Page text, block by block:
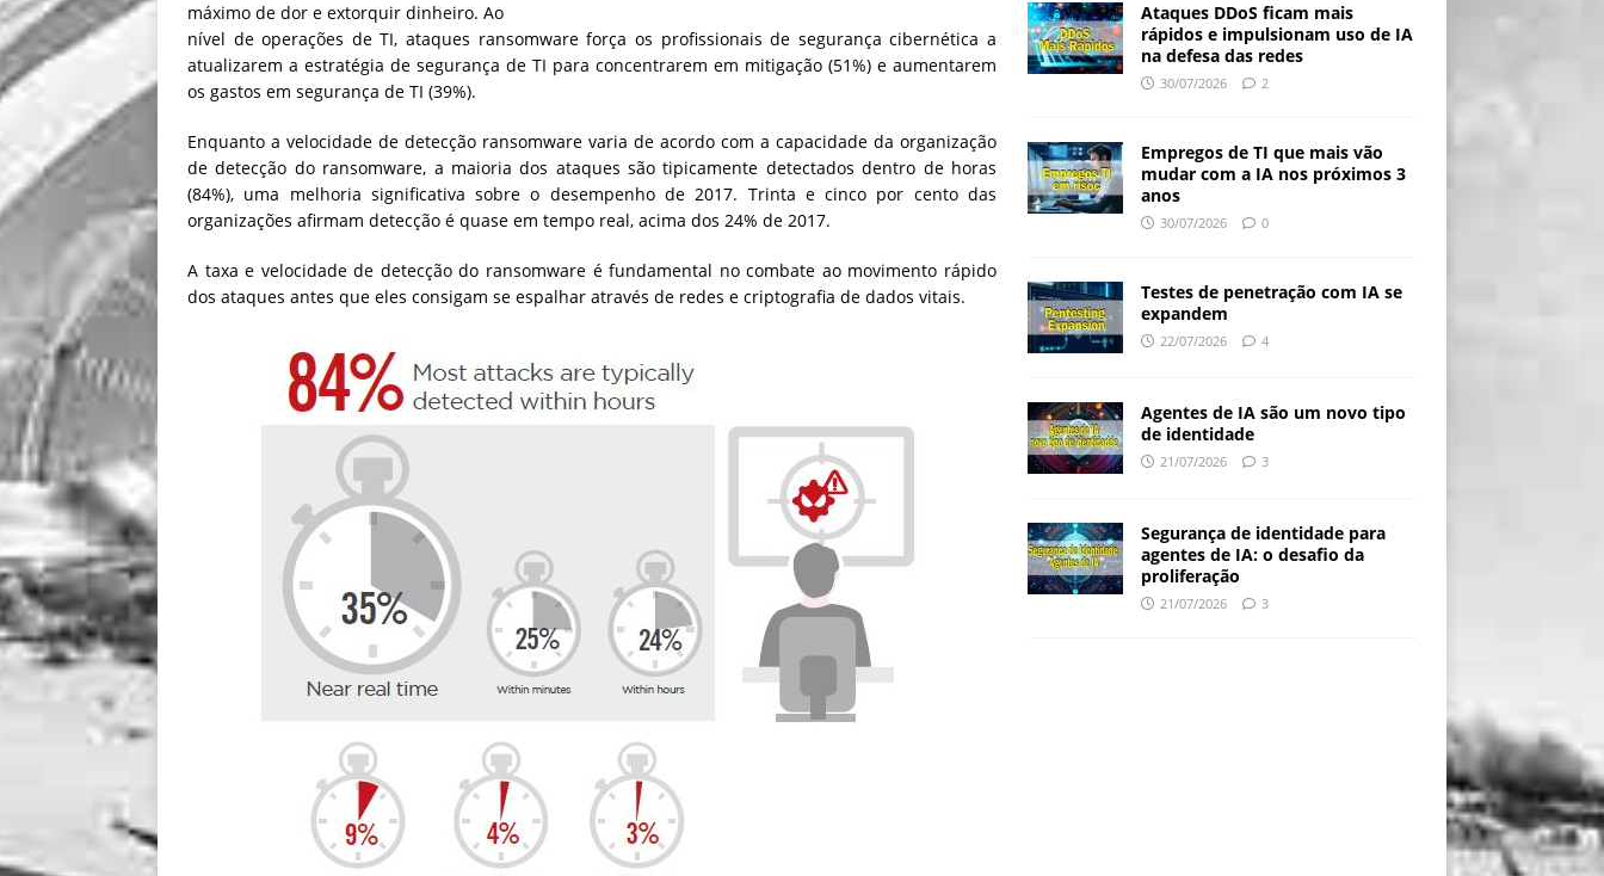
máximo de dor e extorquir dinheiro. Ao
nível de operações de TI, ataques ransomware força os profissionais de segurança cibernética a
atualizarem a estratégia de segurança de TI para concentrarem em mitigação (51%) e aumentarem
os gastos em segurança de TI (39%).
Enquanto a velocidade de detecção ransomware varia de acordo com a capacidade da organização
de detecção do ransomware, a maioria dos ataques são tipicamente detectados dentro de horas
(84%), uma melhoria significativa sobre o desempenho de 2017. Trinta e cinco por cento das
organizações afirmam detecção é quase em tempo real, acima dos 24% de 2017.
A taxa e velocidade de detecção do ransomware é fundamental no combate ao movimento rápido
dos ataques antes que eles consigam se espalhar através de redes e criptografia de dados vitais.
Ataques DDoS ficam mais
rápidos e impulsionam uso de IA
na defesa das redes
30/07/2026 2
Empregos de TI que mais vão
mudar com a IA nos próximos 3
anos
30/07/2026 0
Testes de penetração com IA se
expandem
22/07/2026 4
Agentes de IA são um novo tipo
de identidade
21/07/2026 3
Segurança de identidade para
agentes de IA: o desafio da
proliferação
21/07/2026 3